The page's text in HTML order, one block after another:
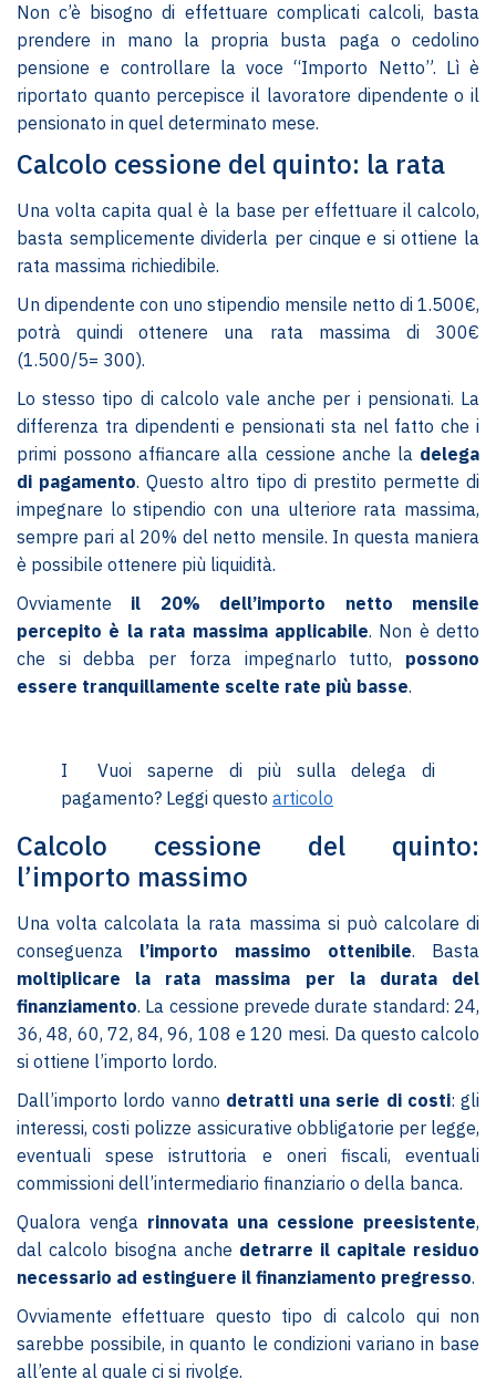
Non c’è bisogno di effettuare complicati calcoli, basta
prendere in mano la propria busta paga o cedolino
pensione e controllare la voce “Importo Netto”. Lì è
riportato quanto percepisce il lavoratore dipendente o il
pensionato in quel determinato mese.
Calcolo cessione del quinto: la rata
Una volta capita qual è la base per effettuare il calcolo,
basta semplicemente dividerla per cinque e si ottiene la
rata massima richiedibile.
Un dipendente con uno stipendio mensile netto di 1.500€,
potrà quindi ottenere una rata massima di 300€
(1.500/5= 300).
Lo stesso tipo di calcolo vale anche per i pensionati. La
differenza tra dipendenti e pensionati sta nel fatto che i
primi possono affiancare alla cessione anche la delega
di pagamento. Questo altro tipo di prestito permette di
impegnare lo stipendio con una ulteriore rata massima,
sempre pari al 20% del netto mensile. In questa maniera
è possibile ottenere più liquidità.
Ovviamente il 20% dell’importo netto mensile
percepito è la rata massima applicabile. Non è detto
che si debba per forza impegnarlo tutto, possono
essere tranquillamente scelte rate più basse.
I Vuoi saperne di più sulla delega di
pagamento? Leggi questo articolo
Calcolo cessione del quinto:
l’importo massimo
Una volta calcolata la rata massima si può calcolare di
conseguenza l’importo massimo ottenibile. Basta
moltiplicare la rata massima per la durata del
finanziamento. La cessione prevede durate standard: 24,
36, 48, 60, 72, 84, 96, 108 e 120 mesi. Da questo calcolo
si ottiene l’importo lordo.
Dall’importo lordo vanno detratti una serie di costi: gli
interessi, costi polizze assicurative obbligatorie per legge,
eventuali spese istruttoria e oneri fiscali, eventuali
commissioni dell’intermediario finanziario o della banca.
Qualora venga rinnovata una cessione preesistente,
dal calcolo bisogna anche detrarre il capitale residuo
necessario ad estinguere il finanziamento pregresso.
Ovviamente effettuare questo tipo di calcolo qui non
sarebbe possibile, in quanto le condizioni variano in base
all’ente al quale ci si rivolge.